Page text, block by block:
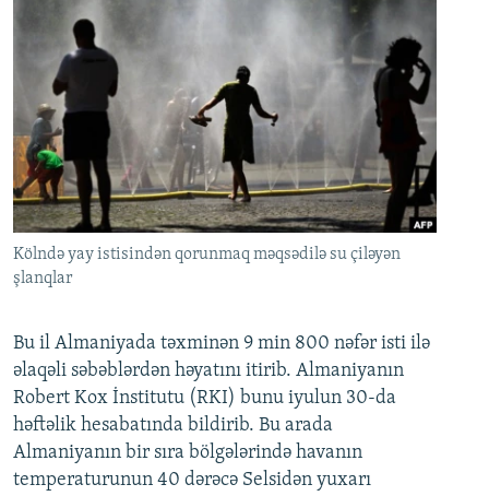
Kölndə yay istisindən qorunmaq məqsədilə su çiləyən
şlanqlar
Bu il Almaniyada təxminən 9 min 800 nəfər isti ilə
əlaqəli səbəblərdən həyatını itirib. Almaniyanın
Robert Kox İnstitutu (RKI) bunu iyulun 30-da
həftəlik hesabatında bildirib. Bu arada
Almaniyanın bir sıra bölgələrində havanın
temperaturunun 40 dərəcə Selsidən yuxarı